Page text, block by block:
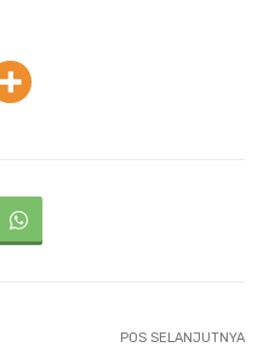
POS SELANJUTNYA